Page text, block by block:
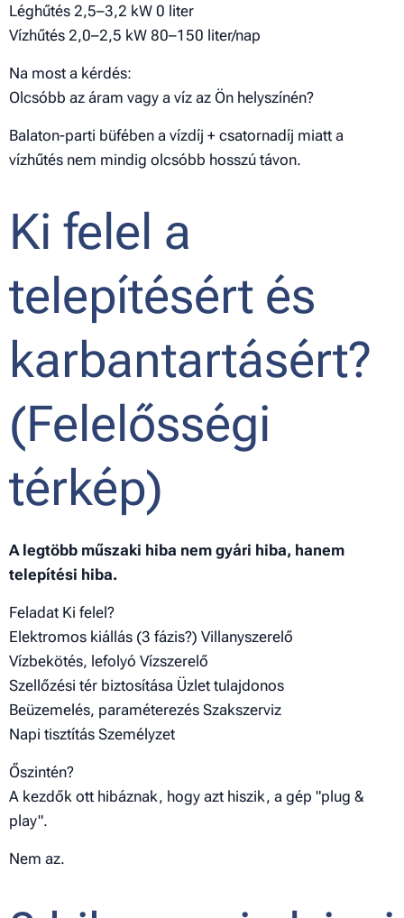
Léghűtés 2,5–3,2 kW 0 liter
Vízhűtés 2,0–2,5 kW 80–150 liter/nap
Na most a kérdés:
Olcsóbb az áram vagy a víz az Ön helyszínén?
Balaton-parti büfében a vízdíj + csatornadíj miatt a
vízhűtés nem mindig olcsóbb hosszú távon.
Ki felel a
telepítésért és
karbantartásért?
(Felelősségi
térkép)
A legtöbb műszaki hiba nem gyári hiba, hanem
telepítési hiba.
Feladat Ki felel?
Elektromos kiállás (3 fázis?) Villanyszerelő
Vízbekötés, lefolyó Vízszerelő
Szellőzési tér biztosítása Üzlet tulajdonos
Beüzemelés, paraméterezés Szakszerviz
Napi tisztítás Személyzet
Őszintén?
A kezdők ott hibáznak, hogy azt hiszik, a gép "plug &
play".
Nem az.